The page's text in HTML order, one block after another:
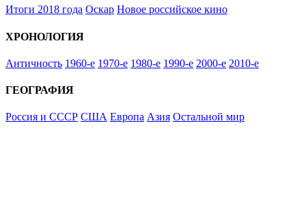
Итоги 2018 года Оскар Новое российское кино
ХРОНОЛОГИЯ
Античность 1960-е 1970-е 1980-е 1990-е 2000-е 2010-е
ГЕОГРАФИЯ
Россия и СССР США Европа Азия Остальной мир